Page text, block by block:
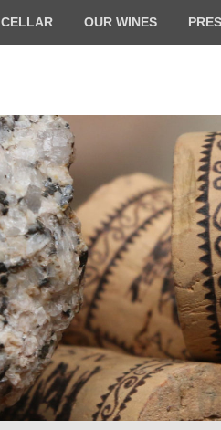
CELLAR OUR WINES